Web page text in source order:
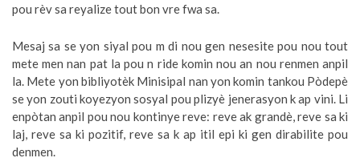
pou rèv sa reyalize tout bon vre fwa sa.
Mesaj sa se yon siyal pou m di nou gen nesesite pou nou tout
mete men nan pat la pou n ride komin nou an nou renmen anpil
la. Mete yon bibliyotèk Minisipal nan yon komin tankou Pòdepè
se yon zouti koyezyon sosyal pou plizyè jenerasyon k ap vini. Li
enpòtan anpil pou nou kontinye reve: reve ak grandè, reve sa ki
laj, reve sa ki pozitif, reve sa k ap itil epi ki gen dirabilite pou
denmen.